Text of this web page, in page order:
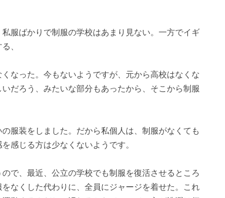
服ばかりで制服の学校はあまり見ない。一方でイギ
、
なった。今もないようですが、元から高校はなくな
だろう、みたいな部分もあったから、そこから制服
服装をしました。だから私個人は、制服がなくても
感じる方は少なくないようです。
で、最近、公立の学校でも制服を復活させるところ
なくした代わりに、全員にジャージを着せた。これ